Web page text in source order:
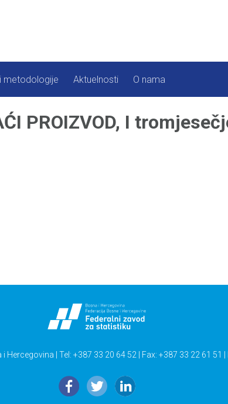
metodologije Aktuelnosti O nama
PROIZVOD, I
| Tel: +387 33 20 64 52 | Fax: +387 33 22 61 51 |